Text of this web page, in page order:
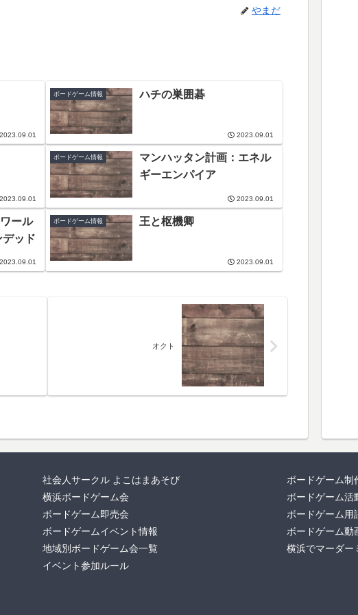
やまだ
ボードゲーム情報 ハチの巣囲碁
2023.09.01
ボードゲーム情報
マンハッタン計画：エネル
ギーエンパイア
2023.09.01
ール
ッド
ボードゲーム情報 王と枢機卿
2023.09.01
オクト
社会人サークル よこはまあそび
横浜ボードゲーム会
ボードゲーム即売会
ボードゲームイベント情報
地域別ボードゲーム会一覧
イベント参加ルール
ボードゲーム制
ボードゲーム活
ボードゲーム用
ボードゲーム動
横浜でマーダー